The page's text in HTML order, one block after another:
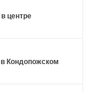
центре
Кондопожском